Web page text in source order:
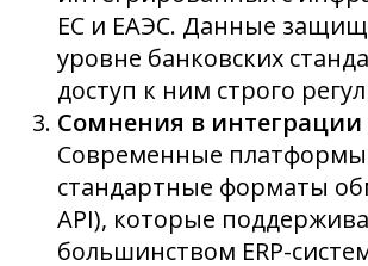
ЕС и ЕАЭС. Данные
уровне банковских
доступ к ним строго
Сомнения в интеграции
Современные платформы
стандартные форматы
API), которые
большинством ERP-